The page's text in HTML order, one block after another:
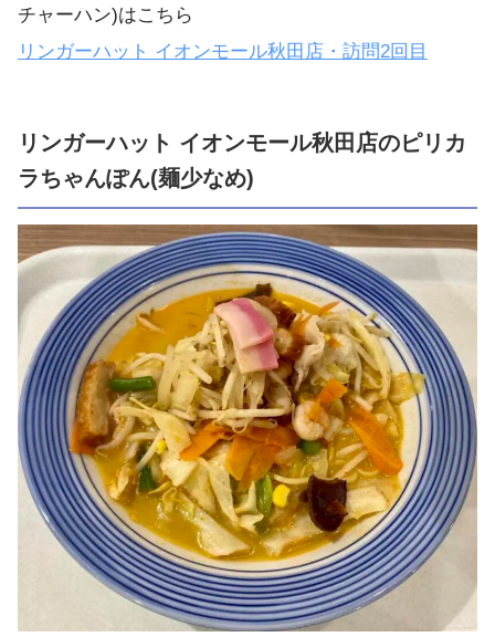
チャーハン)はこちら
リンガーハット イオンモール秋田店・訪問2回目
リンガーハット イオンモール秋田店のピリカ
ラちゃんぽん(麺少なめ)